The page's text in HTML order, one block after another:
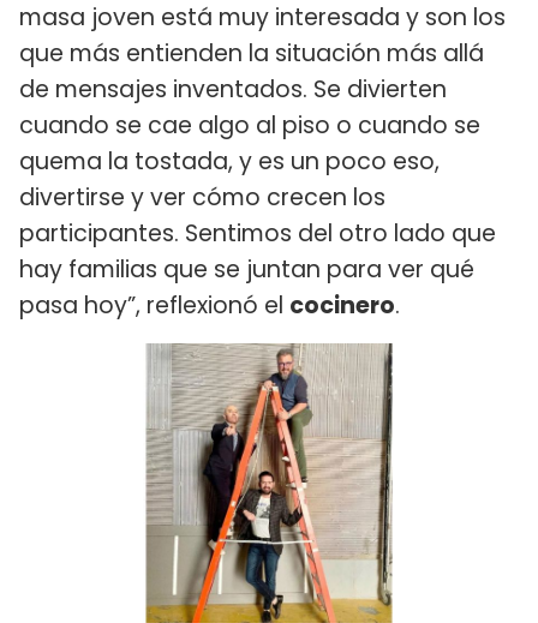
masa joven está muy interesada y son los
que más entienden la situación más allá
de mensajes inventados. Se divierten
cuando se cae algo al piso o cuando se
quema la tostada, y es un poco eso,
divertirse y ver cómo crecen los
participantes. Sentimos del otro lado que
hay familias que se juntan para ver qué
pasa hoy”, reflexionó el cocinero.